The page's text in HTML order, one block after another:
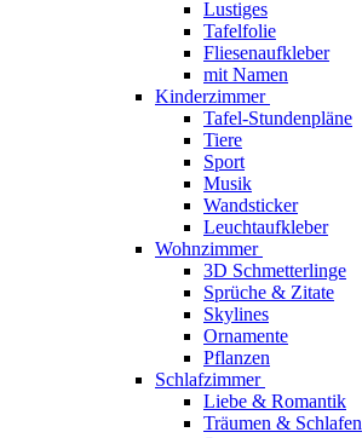
Lustiges
Tafelfolie
Fliesenaufkleber
mit Namen
Kinderzimmer
Tafel-Stundenpläne
Tiere
Sport
Musik
Wandsticker
Leuchtaufkleber
Wohnzimmer
3D Schmetterlinge
Sprüche & Zitate
Skylines
Ornamente
Pflanzen
Schlafzimmer
Liebe & Romantik
Träumen & Schlafen